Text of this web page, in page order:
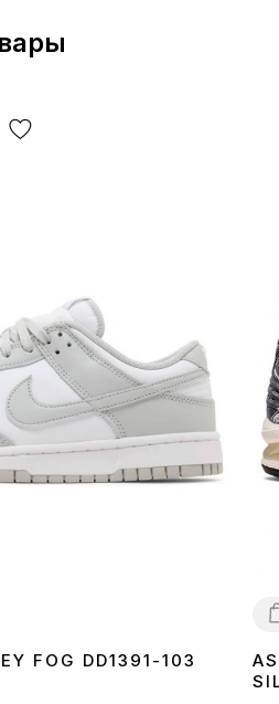
бирок, их форма, размер или
цвет коробки или
включая, но не
FOG DD1391-103